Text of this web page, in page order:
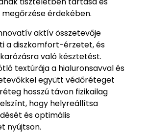
érdekében.
aktív összetevője
a diszkomfort-érzetet, és
való késztetést.
textúrája a hialuronsavval és
együtt védőréteget
hosszú távon fizikailag
hogy helyreállítsa
és optimális
nyújtson.